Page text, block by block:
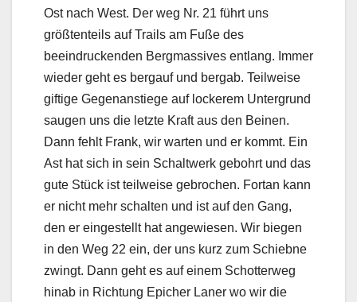
Ost nach West. Der weg Nr. 21 führt uns
größtenteils auf Trails am Fuße des
beeindruckenden Bergmassives entlang. Immer
wieder geht es bergauf und bergab. Teilweise
giftige Gegenanstiege auf lockerem Untergrund
saugen uns die letzte Kraft aus den Beinen.
Dann fehlt Frank, wir warten und er kommt. Ein
Ast hat sich in sein Schaltwerk gebohrt und das
gute Stück ist teilweise gebrochen. Fortan kann
er nicht mehr schalten und ist auf den Gang,
den er eingestellt hat angewiesen. Wir biegen
in den Weg 22 ein, der uns kurz zum Schiebne
zwingt. Dann geht es auf einem Schotterweg
hinab in Richtung Epicher Laner wo wir die